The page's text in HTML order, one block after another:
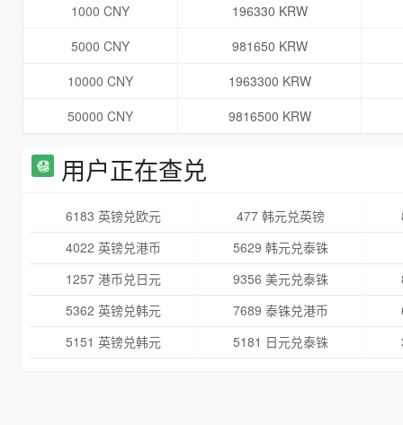
1000 CNY
196330 KRW
5000 CNY
981650 KRW
10000 CNY
1963300 KRW
50000 CNY
9816500 KRW
用户正在查兑
6183 英镑兑欧元 477 韩元兑英镑
4022 英镑兑港币
5629 韩元兑泰铢
1257 港币兑日元
9356 美元兑泰铢
5362 英镑兑韩元
7689 泰铢兑港币
5151 英镑兑韩元
5181 日元兑泰铢